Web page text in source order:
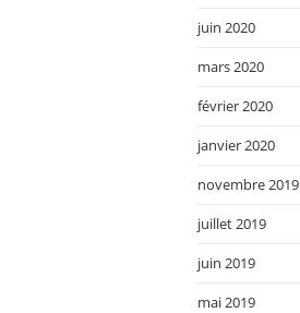
juin 2020
mars 2020
février 2020
janvier 2020
novembre 2019
juillet 2019
juin 2019
mai 2019